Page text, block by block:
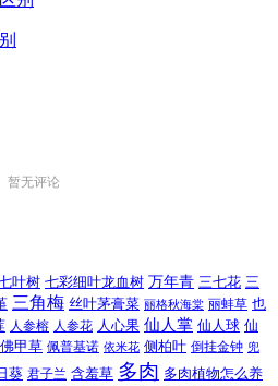
暂无评论
叶树 七彩细叶龙血树 万年青 三七花 三
三角梅 丝叶茅膏菜 丽格秋海棠 丽蚌草 也
人参榕 人参花 人心果 仙人掌 仙人球 仙
佛甲草 佩普基诺 依米花 侧柏叶 倒挂金钟 兜
葵 君子兰 含羞草 多肉 多肉植物怎么养